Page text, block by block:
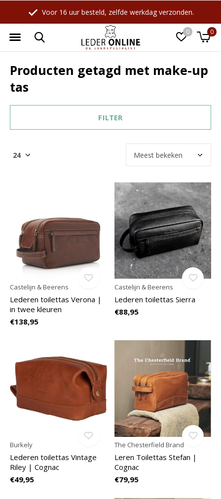
0 0
Voor 16 uur besteld, zelfde werkdag verzonden.
Producten getagd met make-up
tas
FILTER
Castelijn & Beerens
Lederen toilettas Verona |
in twee kleuren
€138,95
Castelijn & Beerens
Lederen toilettas Sierra
€88,95
Burkely
Lederen toilettas Vintage
Riley | Cognac
€49,95
The Chesterfield Brand
Leren Toilettas Stefan |
Cognac
€79,95